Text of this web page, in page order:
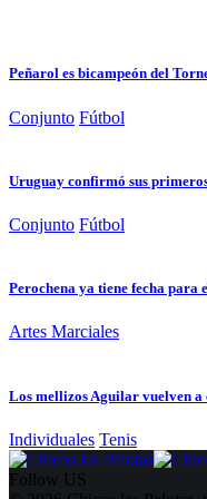
Peñarol es bicampeón del
Conjunto Fútbol
Uruguay confirmó sus
Conjunto Fútbol
Perochena ya tiene fecha para
Artes Marciales
Los mellizos Aguilar vuelven a
Individuales Tenis
Follow US